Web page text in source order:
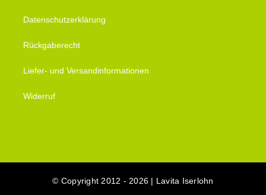
Datenschutzerklärung
Rückgaberecht
Liefer- und Versandinformationen
Widerruf
© Copyright 2012 - 2026 | Lavita Iserlohn